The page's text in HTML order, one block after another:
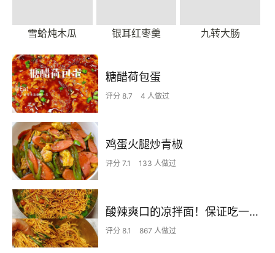
雪蛤炖木瓜 银耳红枣羹 九转大肠
糖醋荷包蛋
评分 8.7 4 人做过
鸡蛋火腿炒青椒
评分 7.1 133 人做过
酸辣爽口的凉拌面！保证吃一次就上瘾
评分 8.1 867 人做过